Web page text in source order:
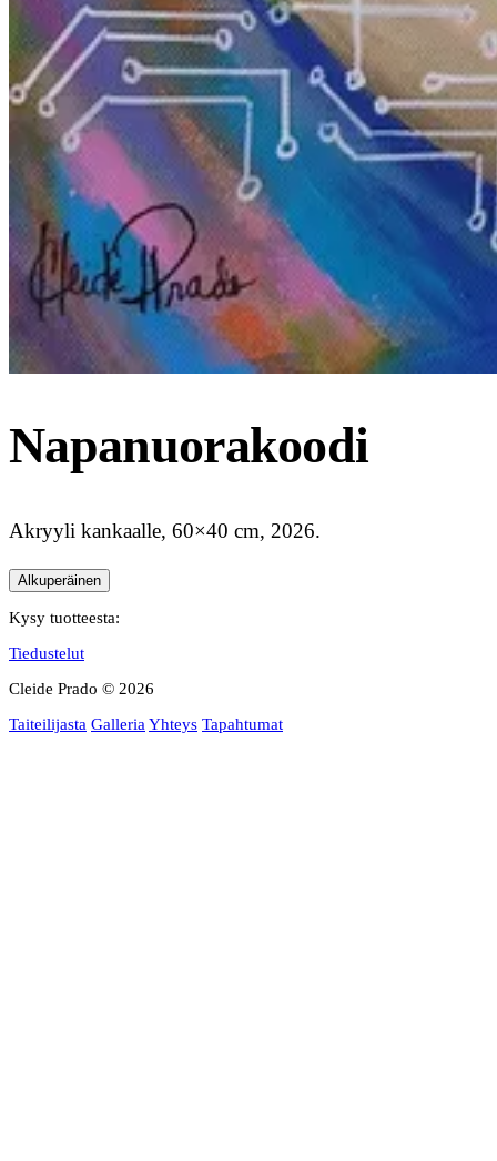
ENGLISH
Napanuorakoodi
Akryyli kankaalle, 60×40 cm, 2026.
Alkuperäinen
Kysy tuotteesta:
Tiedustelut
Cleide Prado © 2026
Taiteilijasta Galleria Yhteys Tapahtumat